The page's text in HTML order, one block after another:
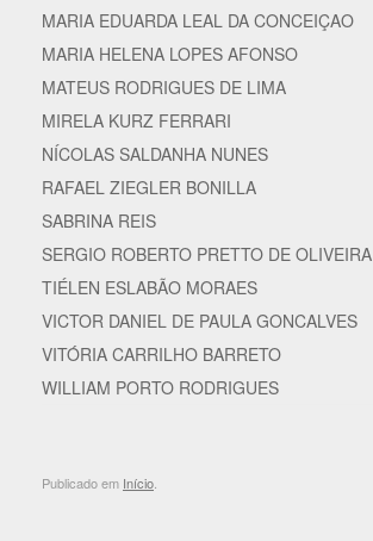
MARIA EDUARDA LEAL DA CONCEIÇAO
MARIA HELENA LOPES AFONSO
MATEUS RODRIGUES DE LIMA
MIRELA KURZ FERRARI
NÍCOLAS SALDANHA NUNES
RAFAEL ZIEGLER BONILLA
SABRINA REIS
SERGIO ROBERTO PRETTO DE OLIVEIRA
TIÉLEN ESLABÃO MORAES
VICTOR DANIEL DE PAULA GONCALVES
VITÓRIA CARRILHO BARRETO
WILLIAM PORTO RODRIGUES
Publicado em Início